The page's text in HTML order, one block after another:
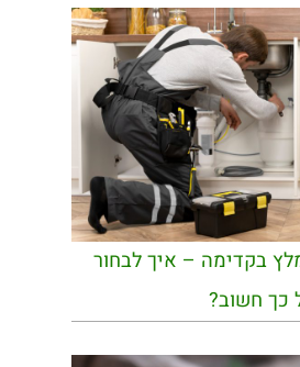
בקדימה – איך לבחור
כך חשוב?